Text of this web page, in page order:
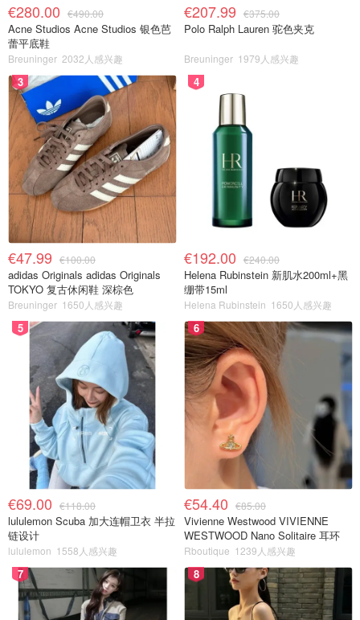
€280.00 €490.00
Acne Studios Acne Studios 银色芭
蕾平底鞋
Breuninger 2032人感兴趣
€207.99 €375.00
Polo Ralph Lauren 驼色夹克
Breuninger 1979人感兴趣
3
€47.99 €100.00
adidas Originals adidas Originals
TOKYO 复古休闲鞋 深棕色
Breuninger 1650人感兴趣
4
€192.00 €240.00
Helena Rubinstein 新肌水200ml+黑
绷带15ml
Helena Rubinstein 1650人感兴趣
5
€69.00 €118.00
lululemon Scuba 加大连帽卫衣 半拉
链设计
lululemon 1558人感兴趣
6
€54.40 €85.00
Vivienne Westwood VIVIENNE
WESTWOOD Nano Solitaire 耳环
Rboutique 1239人感兴趣
7 8